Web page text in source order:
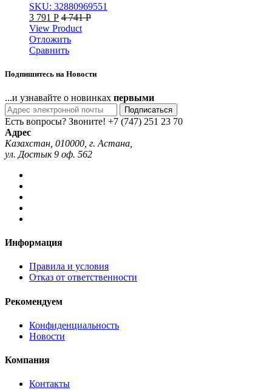
SKU: 32880969551
3 791 Р 4 741Р
View Product
Отложить
Сравнить
Подпишитесь на Новости
...и узнавайте о новинках первыми
Подписаться
Есть вопросы? Звоните! +7 (747) 251 23 70
Адрес
Казахстан, 010000, г. Астана,
ул. Достык 9 оф. 562
Информация
Правила и условия
Отказ от ответственности
Рекомендуем
Конфиденциальность
Новости
Компания
Контакты